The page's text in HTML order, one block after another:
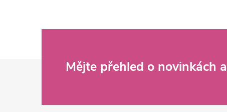
á
Mějte přehled o novinkách